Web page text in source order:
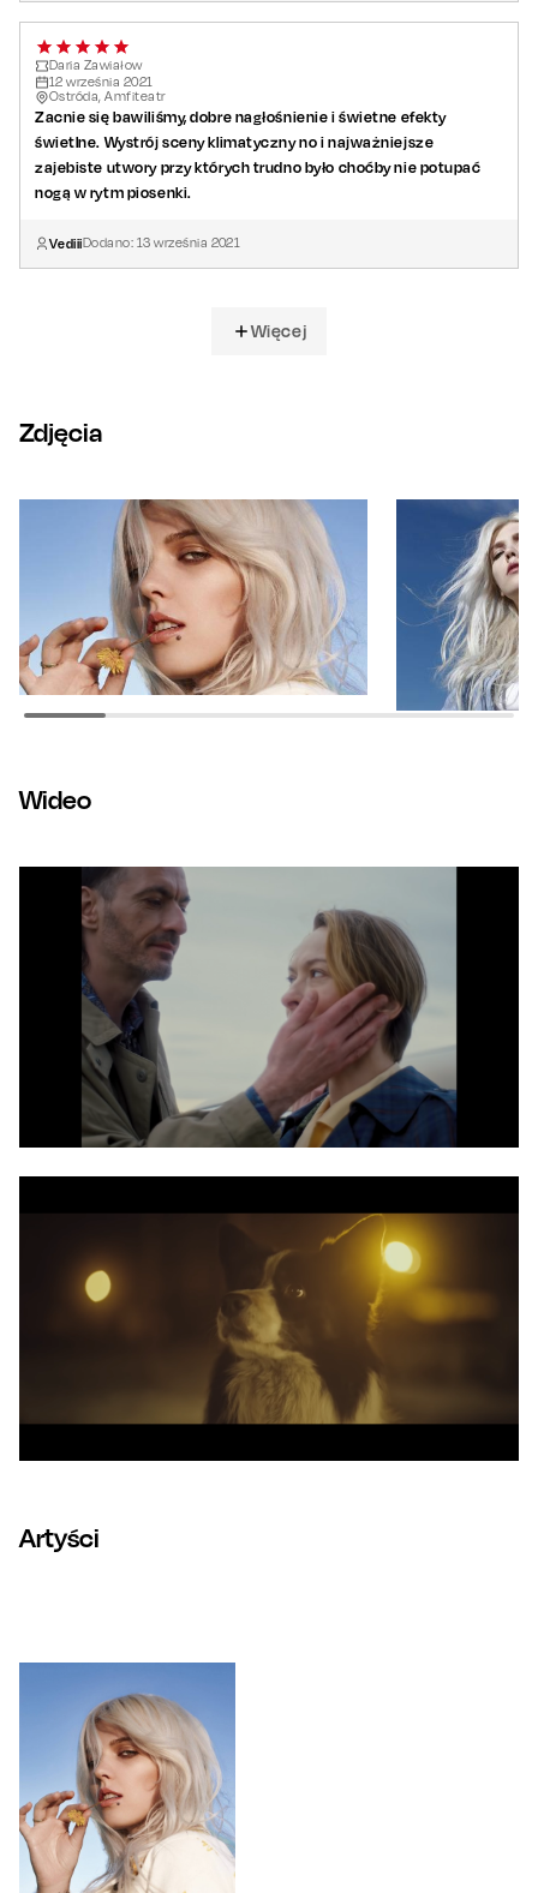
Daria Zawiałow
12 września 2021
Ostróda, Amfiteatr
Zacnie się bawiliśmy, dobre nagłośnienie i świetne efekty
świetlne. Wystrój sceny klimatyczny no i najważniejsze
zajebiste utwory przy których trudno było choćby nie potupać
nogą w rytm piosenki.
VediiiDodano: 13 września 2021
Więcej
Zdjęcia
Wideo
Artyści